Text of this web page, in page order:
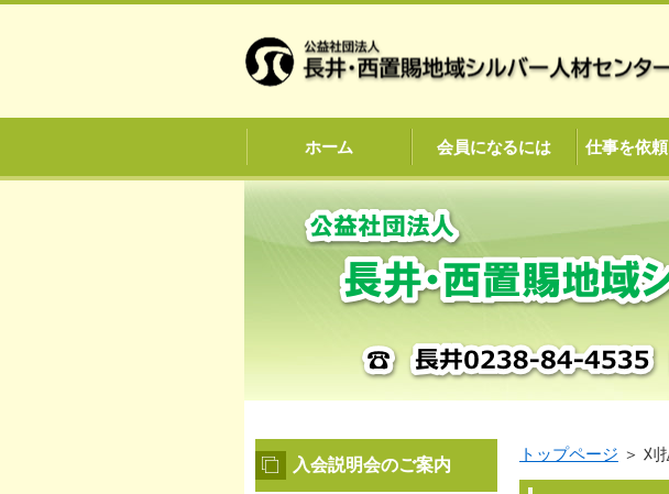
ホーム 会員になるには 仕事を依
トップページ ＞ 刈
入会説明会のご案内